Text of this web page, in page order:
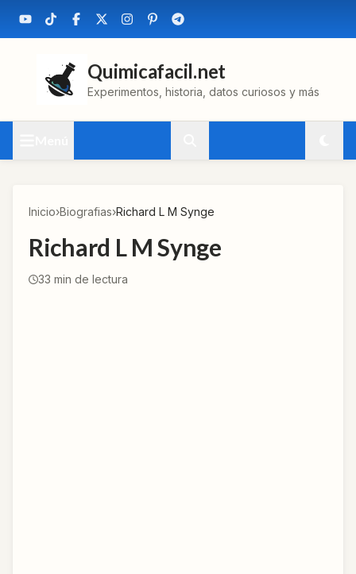
Quimicafacil.net
Experimentos, historia, datos curiosos y más
Inicio›Biografias›Richard L M Synge
Richard L M Synge
33 min de lectura